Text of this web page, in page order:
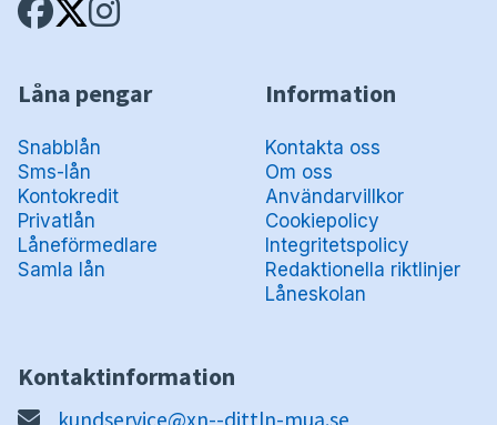
Låna pengar
Snabblån
Sms-lån
Kontokredit
Privatlån
Låneförmedlare
Samla lån
Information
Kontakta oss
Om oss
Användarvillkor
Cookiepolicy
Integritetspolicy
Redaktionella riktlinjer
Låneskolan
Kontaktinformation
kundservice@xn--dittln-mua.se